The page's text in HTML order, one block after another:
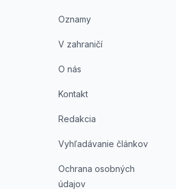
Oznamy
V zahraničí
O nás
Kontakt
Redakcia
Vyhľadávanie článkov
Ochrana osobných
údajov